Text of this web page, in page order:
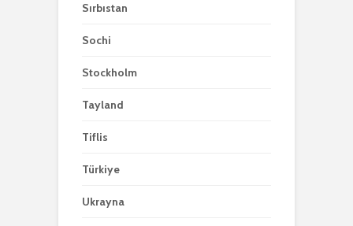
Sırbıstan
Sochi
Stockholm
Tayland
Tiflis
Türkiye
Ukrayna